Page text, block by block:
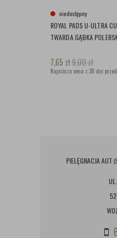
niedostępny
ROYAL PADS U-ULTRA
TWARDA GĄBKA
7,65 zł9,00zł
Najniższa cena z 30 dni
PIELĘGNACJA AUT